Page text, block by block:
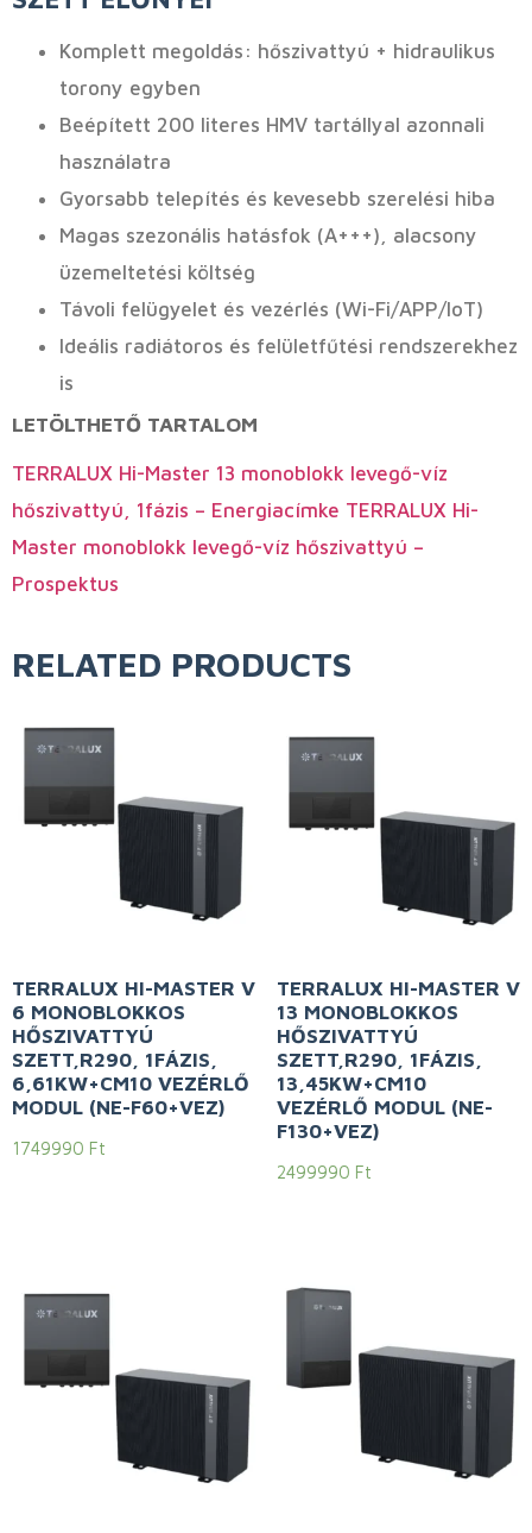
Komplett megoldás: hőszivattyú + hidraulikus
torony egyben
Beépített 200 literes HMV tartállyal azonnali
használatra
Gyorsabb telepítés és kevesebb szerelési hiba
Magas szezonális hatásfok (A+++), alacsony
üzemeltetési költség
Távoli felügyelet és vezérlés (Wi-Fi/APP/IoT)
Ideális radiátoros és felületfűtési rendszerekhez
is
LETÖLTHETŐ TARTALOM
TERRALUX Hi-Master 13 monoblokk levegő-víz
hőszivattyú, 1fázis – Energiacímke TERRALUX Hi-
Master monoblokk levegő-víz hőszivattyú –
Prospektus
RELATED PRODUCTS
TERRALUX HI-MASTER V
6 MONOBLOKKOS
HŐSZIVATTYÚ
SZETT,R290, 1FÁZIS,
6,61KW+CM10 VEZÉRLŐ
MODUL (NE-F60+VEZ)
1749990 Ft
TERRALUX HI-MASTER V
13 MONOBLOKKOS
HŐSZIVATTYÚ
SZETT,R290, 1FÁZIS,
13,45KW+CM10
VEZÉRLŐ MODUL (NE-
F130+VEZ)
2499990 Ft